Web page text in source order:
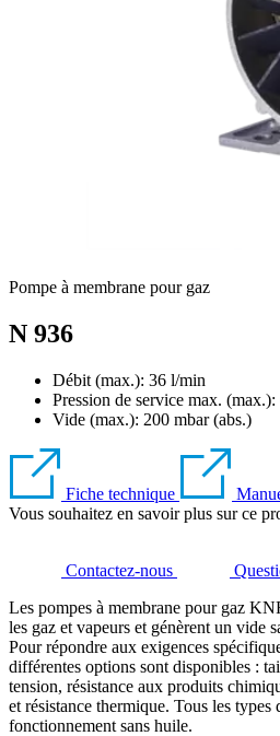
Pompe à membrane pour gaz
N 936
Débit (max.): 36 l/min
Pression de service max. (max.):
Vide (max.): 200 mbar (abs.)
Fiche technique
Vous souhaitez en savoir plus sur ce
Contactez-nous
Les pompes à membrane pour gaz
les gaz et vapeurs et génèrent un vide
Pour répondre aux exigences
différentes options sont disponibles :
tension, résistance aux produits
et résistance thermique. Tous les types
fonctionnement sans huile.